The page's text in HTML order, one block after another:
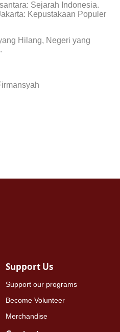
Sejarah Indonesia.
Kepustakaan Populer
Hilang, Negeri yang
Support Us
Support our programs
Become Volunteer
Merchandise